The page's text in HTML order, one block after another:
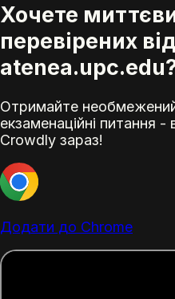
Хочете
перевірених
Отримайте
екзаменаційні питання
Crowdly зараз!
Додати до Chrome